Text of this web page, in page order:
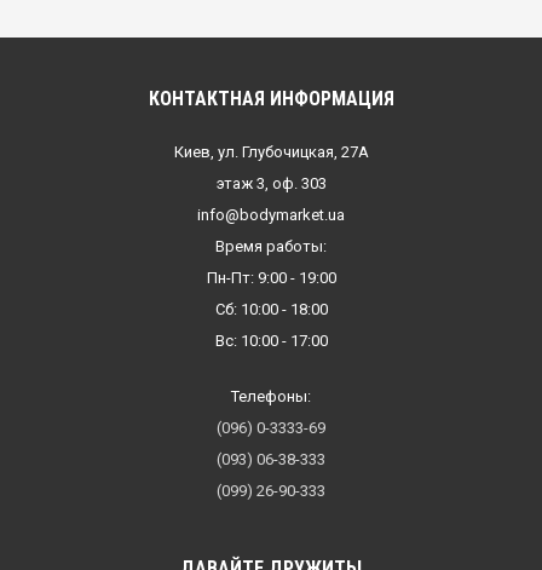
КОНТАКТНАЯ ИНФОРМАЦИЯ
Киев, ул. Глубочицкая, 27А
этаж 3, оф. 303
info@bodymarket.ua
Время работы:
Пн-Пт: 9:00 - 19:00
Сб: 10:00 - 18:00
Вс: 10:00 - 17:00
Телефоны:
(096) 0-3333-69
(093) 06-38-333
(099) 26-90-333